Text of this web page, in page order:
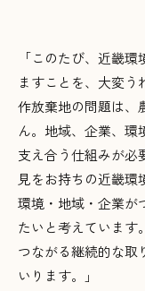
「このたび、近畿
ますことを、大変
作放棄地の問題は、
ん。地域、企業、環
支え合う仕組みが必
見をお持ちの近畿環
環境・地域・企業が
たいと考えています
つながる継続的な取
いります。」